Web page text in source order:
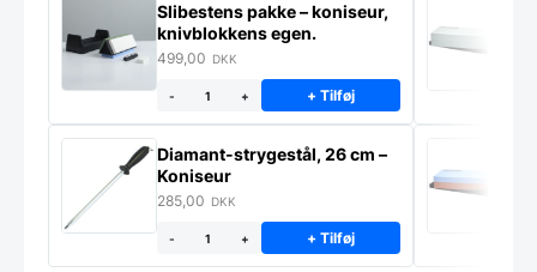
Slibestens pakke – koniseur,
knivblokkens egen.
499,00 DKK
- + + Tilføj
Diamant-strygestål, 26 cm –
Koniseur
285,00 DKK
- + + Tilføj